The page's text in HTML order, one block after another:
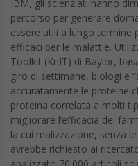
IBM, gli scienziati hanno
percorso per generare
essere utili a lungo termine
efficaci per le malattie.
Toolkit (KnIT) di Baylor,
giro di settimane, biologi e
accuratamente le proteine
proteina correlata a molti
migliorare l’efficacia dei
la cui realizzazione, senza
avrebbe richiesto ai